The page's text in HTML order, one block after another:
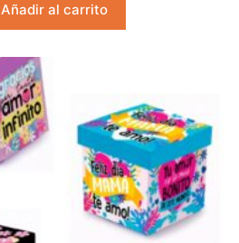
Añadir al carrito